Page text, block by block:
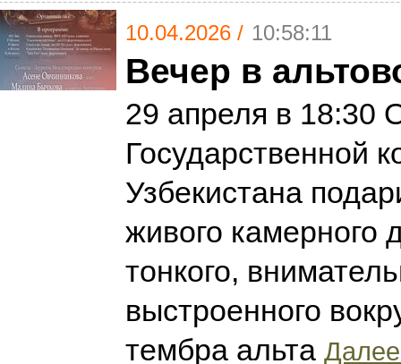
10.04.2026 / 10:58:11
Вечер в
29 апреля в 18:30
Государственной
Узбекистана
живого камерного
тонкого,
выстроенного
тембра альта